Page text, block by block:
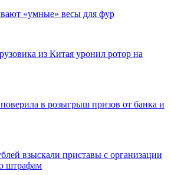
«умные» весы для фур
из Китая уронил ротор на
в розыгрыш призов от банка и
взыскали приставы с организации
штрафам